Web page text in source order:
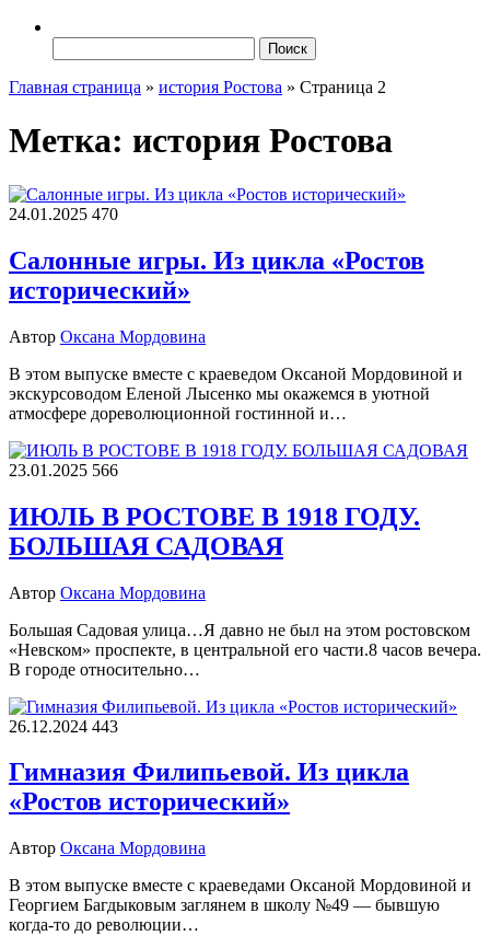
Главная страница » история Ростова » Страница 2
Метка: история Ростова
24.01.2025 470
Салонные игры. Из цикла «Ростов
исторический»
Автор Оксана Мордовина
В этом выпуске вместе с краеведом Оксаной Мордовиной и
экскурсоводом Еленой Лысенко мы окажемся в уютной
атмосфере дореволюционной гостинной и…
23.01.2025 566
ИЮЛЬ В РОСТОВЕ В 1918 ГОДУ.
БОЛЬШАЯ САДОВАЯ
Автор Оксана Мордовина
Большая Садовая улица…Я давно не был на этом ростовском
«Невском» проспекте, в центральной его части.8 часов вечера.
В городе относительно…
26.12.2024 443
Гимназия Филипьевой. Из цикла
«Ростов исторический»
Автор Оксана Мордовина
В этом выпуске вместе с краеведами Оксаной Мордовиной и
Георгием Багдыковым заглянем в школу №49 — бывшую
когда-то до революции…